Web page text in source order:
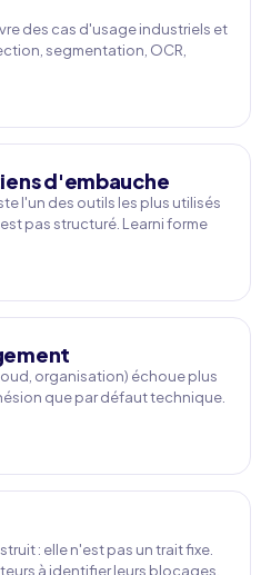
des cas d'usage industriels et
segmentation, OCR,
d'embauche
l'un des outils les plus utilisés
pas structuré. Learni forme
organisation) échoue plus
que par défaut technique.
: elle n'est pas un trait fixe.
à identifier leurs blocages,